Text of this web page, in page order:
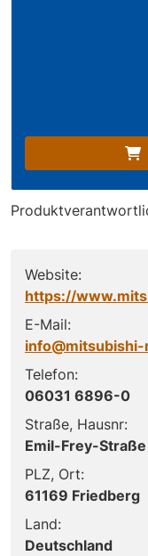
Website:
https://
E-Mail:
Telefon:
06031 6896-0
Straße, Hausnr:
Emil-Frey-
PLZ, Ort:
61169 Friedberg
Land:
Deutschland